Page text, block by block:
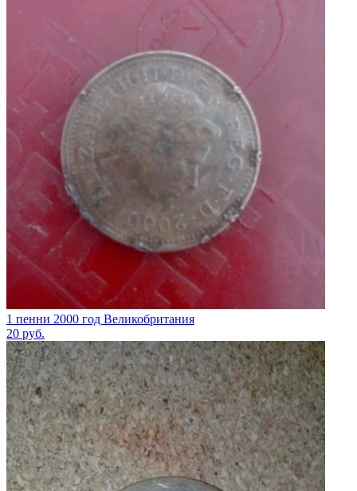
1 пенни 2000 год Великобритания
20 руб.